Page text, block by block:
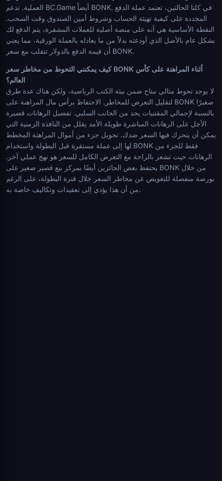
العملية. تدعم BC.Game أيضاً BONK. في كلتا الحالتين، تعتمد عملة الدفع
المحددة على كيفية تهيئة الحساب وشروط أمين الصندوق وقت السحب.
النقطة الأساسية هي أنه على منصة أصلية للعملات المشفرة، يتم الدفع لك
بشكل عام بالأصل الذي أودعته بدلاً من ما يعادله بالعملة الورقية، مما يعني
أن قيمة الدفع بالدولار تتقلب مع سعر BONK.
كيف يمكنني التحوط من مخاطر سعر BONK أثناء المراهنة على كأس
العالم؟
لا يوجد تحوط مثالي متاح ضمن بيئة الكتب الرياضية، ولكن هناك عدة طرق
لتقليل التعرض للمخاطر. الاحتفاظ برأس مال المراهنة على BONK صغيرًا
بالنسبة لإجمالي المقتنيات يحد من الجانب السلبي. تفضيل الرهانات قصيرة
الأجل على الرهانات المباشرة طويلة الأمد يقلل من النافذة الزمنية التي
يمكن أن يتحرك فيها السعر ضدك. تحويل جزء من أموال المراهنة المخطط
لها إلى عملة مستقرة قبل البطولة واستخدام BONK فقط للجزء من
الرهانات حيث تشعر بالراحة مع التعرض الكامل للسعر هو نهج عملي آخر.
يحتفظ بعض الحائزين أيضًا بمركز بيع قصير صغير على BONK من خلال
بورصة منفصلة للتعويض عن مخاطر السعر خلال فترة البطولة، على الرغم
من أن هذا يؤدي إلى تعقيدات وتكاليف خاصة به.